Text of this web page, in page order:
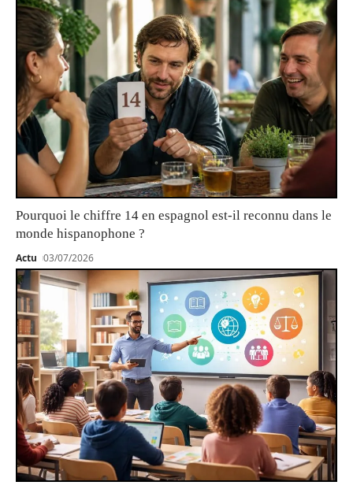
Pourquoi le chiffre 14 en espagnol est-il reconnu dans le
monde hispanophone ?
Actu 03/07/2026